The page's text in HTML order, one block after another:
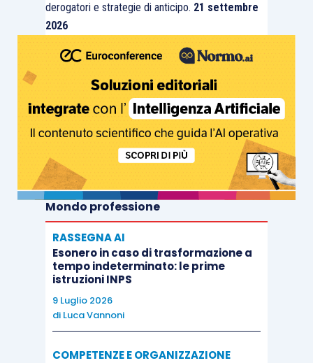
derogatori e strategie di anticipo. 21 settembre
2026
Mondo professione
RASSEGNA AI
Esonero in caso di trasformazione a
tempo indeterminato: le prime
istruzioni INPS
9 Luglio 2026
di Luca Vannoni
COMPETENZE E ORGANIZZAZIONE